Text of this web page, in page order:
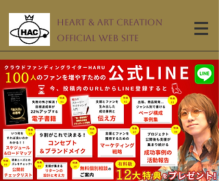
Heart & Art Creation
Official Web Site